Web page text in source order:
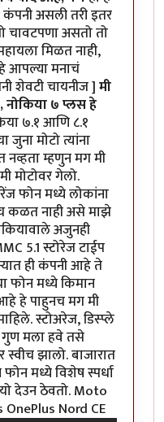
असली तरी इतर
चावटपणा असतो तो
मिळत नाही,
आपल्या मनाचं
शेवटी चायनीज ]मी
७ प्लस हे
७.१ आणि ८.१
जुना मोटो त्यांना
म्हणुन मग मी
मोटोवर गेलो.
फोन मध्ये लोकांना
कळत नाही असे माझे
अजुनही
5.1 स्टोरेज टाईप
ही कंपनी आहे ते
फोन मध्ये किमान
हे पाहुनच मग मी
स्टोअरेज, डिस्प्ले
मला हवे तसे
झालो. बाजारात
मध्ये विशेष स्पर्धा
देउन ठेवतो. Moto
Nord CE